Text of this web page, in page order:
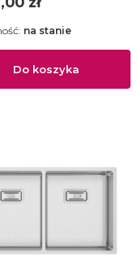
Do koszyka
na stanie